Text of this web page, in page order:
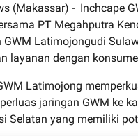
(Makassar) - Inchcape
PT Megahputra
GWM Latimojongudi
layanan dengan
Latimojong
jaringan GWM ke
Selatan yang memiliki